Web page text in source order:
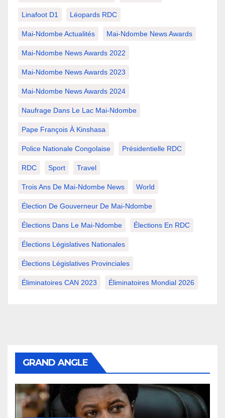
Linafoot D1 Léopards RDC
Mai-Ndombe Actualités Mai-Ndombe News Awards
Mai-Ndombe News Awards 2022
Mai-Ndombe News Awards 2023
Mai-Ndombe News Awards 2024
Naufrage Dans Le Lac Mai-Ndombe
Pape François À Kinshasa
Police Nationale Congolaise Présidentielle RDC
RDC Sport Travel
Trois Ans De Mai-Ndombe News World
Élection De Gouverneur De Mai-Ndombe
Élections Dans Le Mai-Ndombe Élections En RDC
Élections Législatives Nationales
Élections Législatives Provinciales
Éliminatoires CAN 2023 Éliminatoires Mondial 2026
GRAND ANGLE